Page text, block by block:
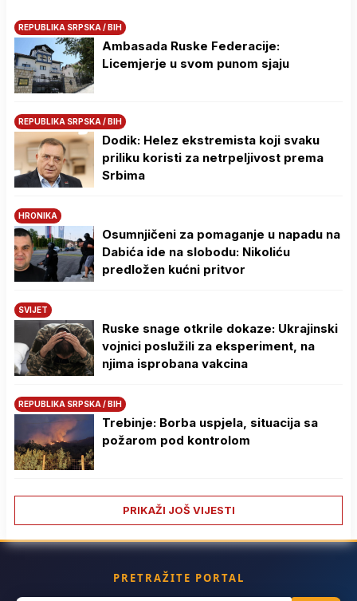
REPUBLIKA SRPSKA / BIH
Ambasada Ruske Federacije:
Licemjerje u svom punom sjaju
REPUBLIKA SRPSKA / BIH
Dodik: Helez ekstremista koji svaku
priliku koristi za netrpeljivost prema
Srbima
HRONIKA
Osumnjičeni za pomaganje u napadu na
Dabića ide na slobodu: Nikoliću
predložen kućni pritvor
SVIJET
Ruske snage otkrile dokaze: Ukrajinski
vojnici poslužili za eksperiment, na
njima isprobana vakcina
REPUBLIKA SRPSKA / BIH
Trebinje: Borba uspjela, situacija sa
požarom pod kontrolom
PRIKAŽI JOŠ VIJESTI
PRETRAŽITE PORTAL